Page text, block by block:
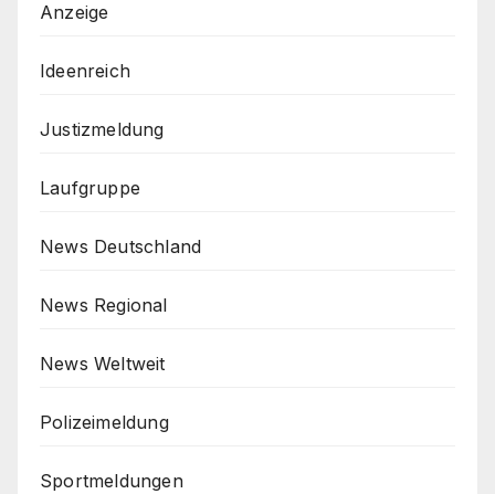
Anzeige
Ideenreich
Justizmeldung
Laufgruppe
News Deutschland
News Regional
News Weltweit
Polizeimeldung
Sportmeldungen